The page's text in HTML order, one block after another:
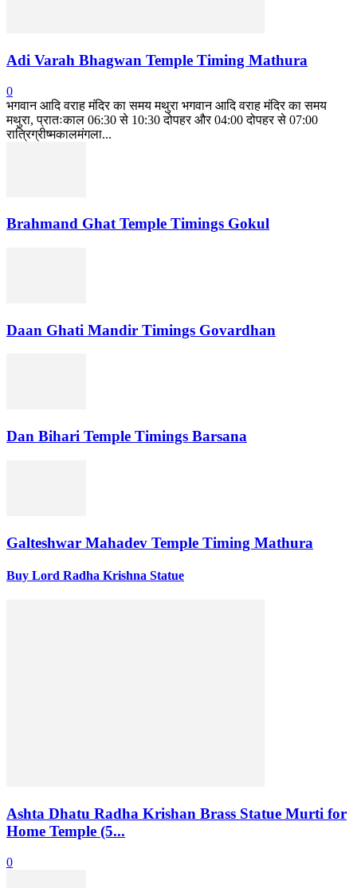
Adi Varah Bhagwan Temple Timing Mathura
0
भगवान आदि वराह मंदिर का समय मथुरा भगवान आदि वराह मंदिर का समय
मथुरा, प्रातःकाल 06:30 से 10:30 दोपहर और 04:00 दोपहर से 07:00
रात्रिग्रीष्मकालमंगला...
Brahmand Ghat Temple Timings Gokul
Daan Ghati Mandir Timings Govardhan
Dan Bihari Temple Timings Barsana
Galteshwar Mahadev Temple Timing Mathura
Buy Lord Radha Krishna Statue
Ashta Dhatu Radha Krishan Brass Statue Murti for
Home Temple (5...
0